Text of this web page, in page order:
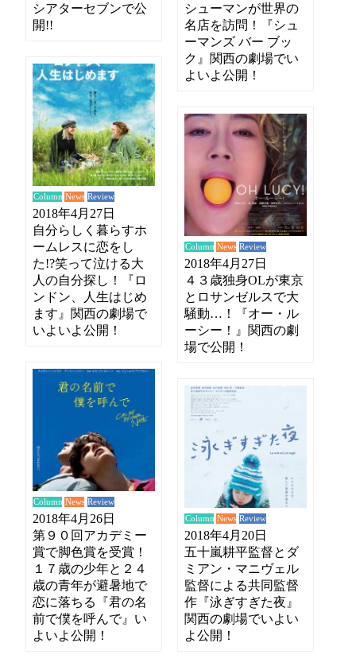
シアターセブンで公
開!!
シューマンが世界の
名店を訪問！『シュ
ーマンズ バー ブッ
ク』関西の劇場でい
よいよ公開！
Column News Review
2018年4月27日
自分らしく暮らすホ
ームレスに恋をし
た!?笑って泣ける大
人の自分探し！『ロ
ンドン、人生はじめ
ます』関西の劇場で
いよいよ公開！
Column News Review
2018年4月27日
４３歳独身OLが東京
とロサンゼルスで大
騒動…！『オー・ル
ーシー！』関西の劇
場で公開！
Column News Review
2018年4月26日
第９０回アカデミー
賞で脚色賞を受賞！
１７歳の少年と２４
歳の青年が避暑地で
恋に落ちる『君の名
前で僕を呼んで』い
よいよ公開！
Column News Review
2018年4月20日
五十嵐耕平監督とダ
ミアン・マニヴェル
監督による共同監督
作『泳ぎすぎた夜』
関西の劇場でいよい
よ公開！